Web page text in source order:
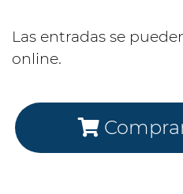
Las entradas se
online.